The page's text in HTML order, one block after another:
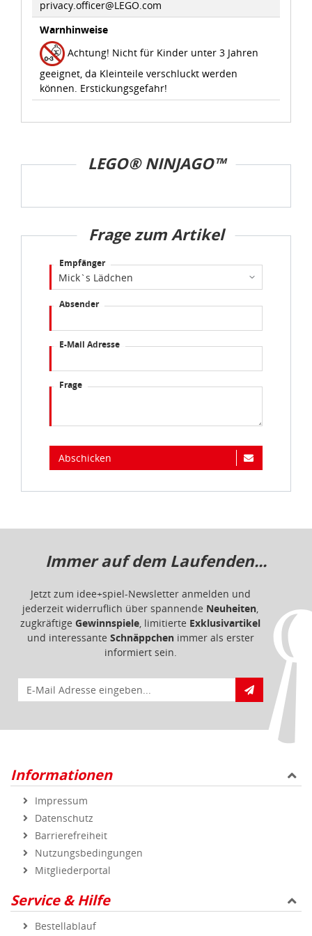
idee+spiel Betriebs-GmbH
Datenschutzbestimmungen
privacy.officer@LEGO.com
Warnhinweise
Achtung! Nicht für Kinder unter 3 Jahren
geeignet, da Kleinteile verschluckt werden
können. Erstickungsgefahr!
LEGO® NINJAGO™
Frage zum Artikel
Empfänger
Absender
E-Mail Adresse
Frage
Abschicken
Immer auf dem Laufenden...
Jetzt zum idee+spiel-Newsletter anmelden und
jederzeit widerruflich über spannende Neuheiten,
zugkräftige Gewinnspiele, limitierte Exklusivartikel
und interessante Schnäppchenimmer als erster
informiert sein.
E-Mail für Newsletteranmeldung
Informationen
Impressum
Datenschutz
Barrierefreiheit
Nutzungsbedingungen
Mitgliederportal
Service & Hilfe
Bestellablauf